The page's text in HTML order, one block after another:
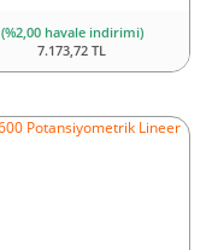
(%2,00 havale indirimi)
7.173,72 TL